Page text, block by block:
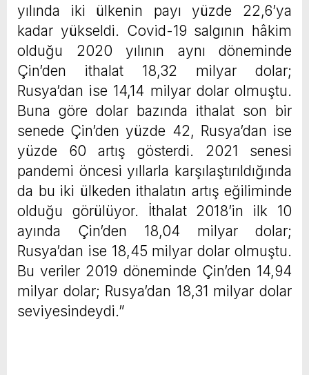
yılında iki ülkenin payı yüzde 22,6’ya
kadar yükseldi. Covid-19 salgının hâkim
olduğu 2020 yılının aynı döneminde
Çin’den ithalat 18,32 milyar dolar;
Rusya’dan ise 14,14 milyar dolar olmuştu.
Buna göre dolar bazında ithalat son bir
senede Çin’den yüzde 42, Rusya’dan ise
yüzde 60 artış gösterdi. 2021 senesi
pandemi öncesi yıllarla karşılaştırıldığında
da bu iki ülkeden ithalatın artış eğiliminde
olduğu görülüyor. İthalat 2018’in ilk 10
ayında Çin’den 18,04 milyar dolar;
Rusya’dan ise 18,45 milyar dolar olmuştu.
Bu veriler 2019 döneminde Çin’den 14,94
milyar dolar; Rusya’dan 18,31 milyar dolar
seviyesindeydi.”